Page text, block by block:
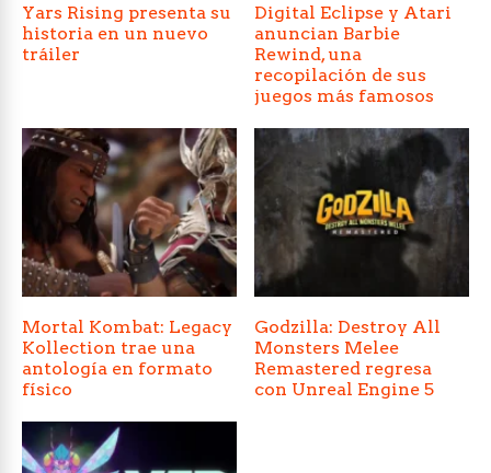
Yars Rising presenta su
historia en un nuevo
tráiler
Digital Eclipse y Atari
anuncian Barbie
Rewind, una
recopilación de sus
juegos más famosos
Mortal Kombat: Legacy
Kollection trae una
antología en formato
físico
Godzilla: Destroy All
Monsters Melee
Remastered regresa
con Unreal Engine 5